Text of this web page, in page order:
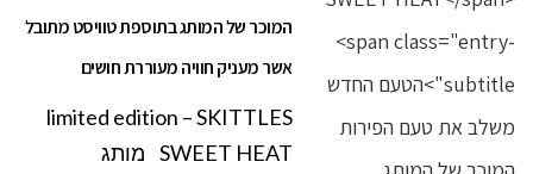
המוכר של המותג בתוספת טוויסט מתובל
אשר מעניק חוויה מעוררת חושים
limited edition – SKITTLES
SWEET HEAT מותג